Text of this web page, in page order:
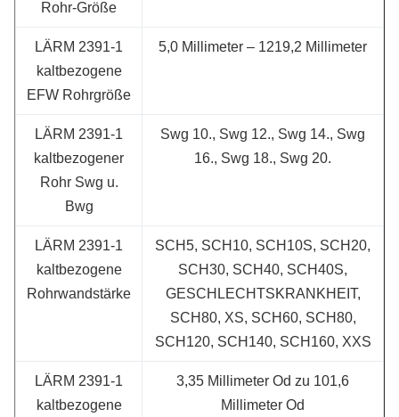
Rohr-Größe
LÄRM 2391-1
kaltbezogene
EFW Rohrgröße
5,0 Millimeter – 1219,2 Millimeter
LÄRM 2391-1
kaltbezogener
Rohr Swg u.
Bwg
Swg 10., Swg 12., Swg 14., Swg
16., Swg 18., Swg 20.
LÄRM 2391-1
kaltbezogene
Rohrwandstärke
SCH5, SCH10, SCH10S, SCH20,
SCH30, SCH40, SCH40S,
GESCHLECHTSKRANKHEIT,
SCH80, XS, SCH60, SCH80,
SCH120, SCH140, SCH160, XXS
LÄRM 2391-1
kaltbezogene
3,35 Millimeter Od zu 101,6
Millimeter Od